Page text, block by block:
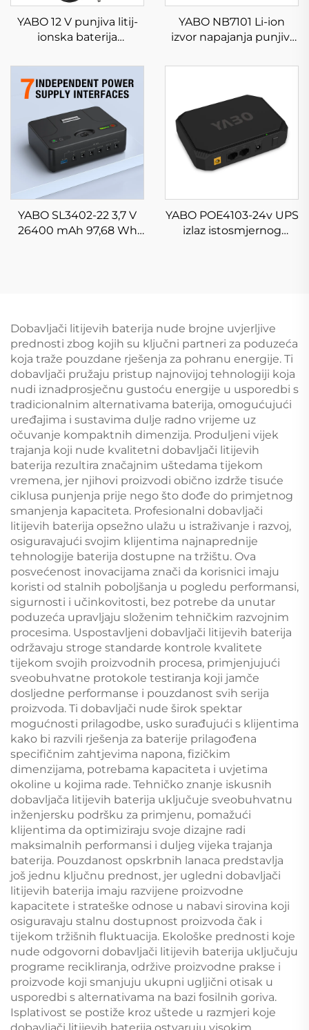
YABO 12 V punjiva litij-
ionska baterija
mAh prijenosni Li-ion
powerbank izlaz
istosmjerne struje za
LED traku, spektralnu
pumpu, CCTV kameru
YABO NB7101 Li-ion
izvor napajanja punjivi
ionski akumulator s
laptop, računalo i više
YABO SL3402-22 3,7 V
26400 mAh 97,68 Wh
YABO POE4103-24v UPS
izlaz istosmjernog
Dobavljači litijevih baterija nude brojne uvjerljive
prednosti zbog kojih su ključni partneri za poduzeća
koja traže pouzdane rješenja za pohranu energije. Ti
dobavljači pružaju pristup najnovijoj tehnologiji koja
nudi iznadprosječnu gustoću energije u usporedbi s
tradicionalnim alternativama baterija, omogućujući
uređajima i sustavima dulje radno vrijeme uz
očuvanje kompaktnih dimenzija. Produljeni vijek
trajanja koji nude kvalitetni dobavljači litijevih
baterija rezultira značajnim uštedama tijekom
vremena, jer njihovi proizvodi obično izdrže tisuće
ciklusa punjenja prije nego što dođe do primjetnog
smanjenja kapaciteta. Profesionalni dobavljači
litijevih baterija opsežno ulažu u istraživanje i razvoj,
osiguravajući svojim klijentima najnaprednije
tehnologije baterija dostupne na tržištu. Ova
posvećenost inovacijama znači da korisnici imaju
koristi od stalnih poboljšanja u pogledu performansi,
sigurnosti i učinkovitosti, bez potrebe da unutar
poduzeća upravljaju složenim tehničkim razvojnim
procesima. Uspostavljeni dobavljači litijevih baterija
održavaju stroge standarde kontrole kvalitete
tijekom svojih proizvodnih procesa, primjenjujući
sveobuhvatne protokole testiranja koji jamče
dosljedne performanse i pouzdanost svih serija
proizvoda. Ti dobavljači nude širok spektar
mogućnosti prilagodbe, usko surađujući s klijentima
kako bi razvili rješenja za baterije prilagođena
specifičnim zahtjevima napona, fizičkim
dimenzijama, potrebama kapaciteta i uvjetima
okoline u kojima rade. Tehničko znanje iskusnih
dobavljača litijevih baterija uključuje sveobuhvatnu
inženjersku podršku za primjenu, pomažući
klijentima da optimiziraju svoje dizajne radi
maksimalnih performansi i duljeg vijeka trajanja
baterija. Pouzdanost opskrbnih lanaca predstavlja
još jednu ključnu prednost, jer ugledni dobavljači
litijevih baterija imaju razvijene proizvodne
kapacitete i strateške odnose u nabavi sirovina koji
osiguravaju stalnu dostupnost proizvoda čak i
tijekom tržišnih fluktuacija. Ekološke prednosti koje
nude odgovorni dobavljači litijevih baterija uključuju
programe recikliranja, održive proizvodne prakse i
proizvode koji smanjuju ukupni ugljični otisak u
usporedbi s alternativama na bazi fosilnih goriva.
Isplativost se postiže kroz uštede u razmjeri koje